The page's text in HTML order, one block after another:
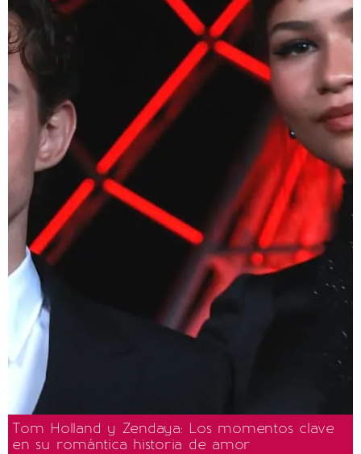
Tom Holland y Zendaya: Los momentos clave
en su romántica historia de amor